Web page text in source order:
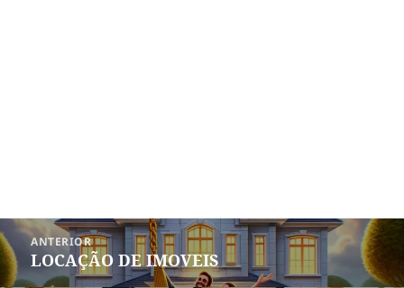
Navegação
de
Post
ANTERIOR
Post
anterior:
LOCAÇÃO DE IMOVEIS